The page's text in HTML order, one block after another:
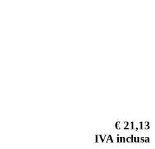
€ 21,13
IVA inclusa